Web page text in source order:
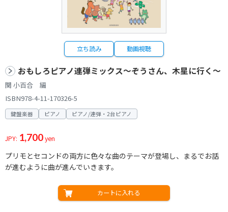
立ち読み 動画視聴
おもしろピアノ連弾ミックス～ぞうさん、木星に行く～
関 小百合 編
ISBN978-4-11-170326-5
鍵盤楽器 ピアノ ピアノ/連弾・2台ピアノ
JPY: 1,700yen
プリモとセコンドの両方に色々な曲のテーマが登場し、まるでお話
が進むように曲が進んでいきます。
カートに入れる